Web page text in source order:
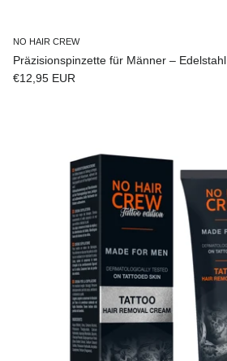
NO HAIR CREW
Präzisionspinzette für Männer – Edelstahl
Normaler Preis
€12,95 EUR